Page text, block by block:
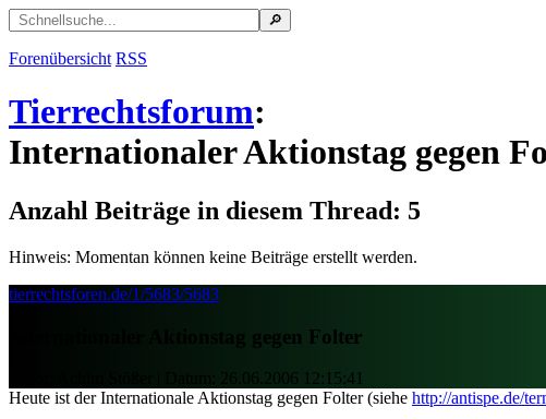
Forenübersicht RSS
Tierrechtsforum:
Internationaler Aktionstag gegen
Anzahl Beiträge in diesem Thread: 5
Hinweis: Momentan können keine Beiträge erstellt werden.
tierrechtsforen.de/1/5683/5683
Internationaler Aktionstag gegen Folter
26.06.2006 12:15:41
Heute ist der Internationale Aktionstag gegen Folter (siehe http://antispe.de/